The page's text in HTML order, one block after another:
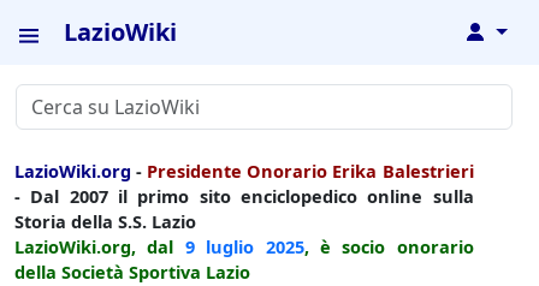
LazioWiki ↓
LazioWiki.org - Presidente Onorario Erika Balestrieri
- Dal 2007 il primo sito enciclopedico online sulla
Storia della S.S. Lazio
LazioWiki.org, dal 9 luglio 2025, è socio onorario
della Società Sportiva Lazio